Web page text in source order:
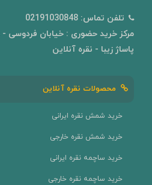
تلفن تماس: 02191030848
مرکز خرید حضوری : خیابان فردوسی -
پاساژ زیبا - نقره آنلاین
محصولات نقره آنلاین
خرید شمش نقره ایرانی
خرید شمش نقره خارجی
خرید ساچمه نقره ایرانی
خرید ساچمه نقره خارجی